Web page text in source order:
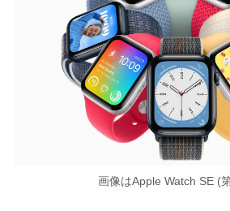
画像はApple Watch SE (